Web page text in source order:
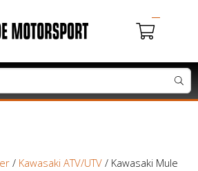
/ Kawasaki ATV/UTV / Kawasaki Mule